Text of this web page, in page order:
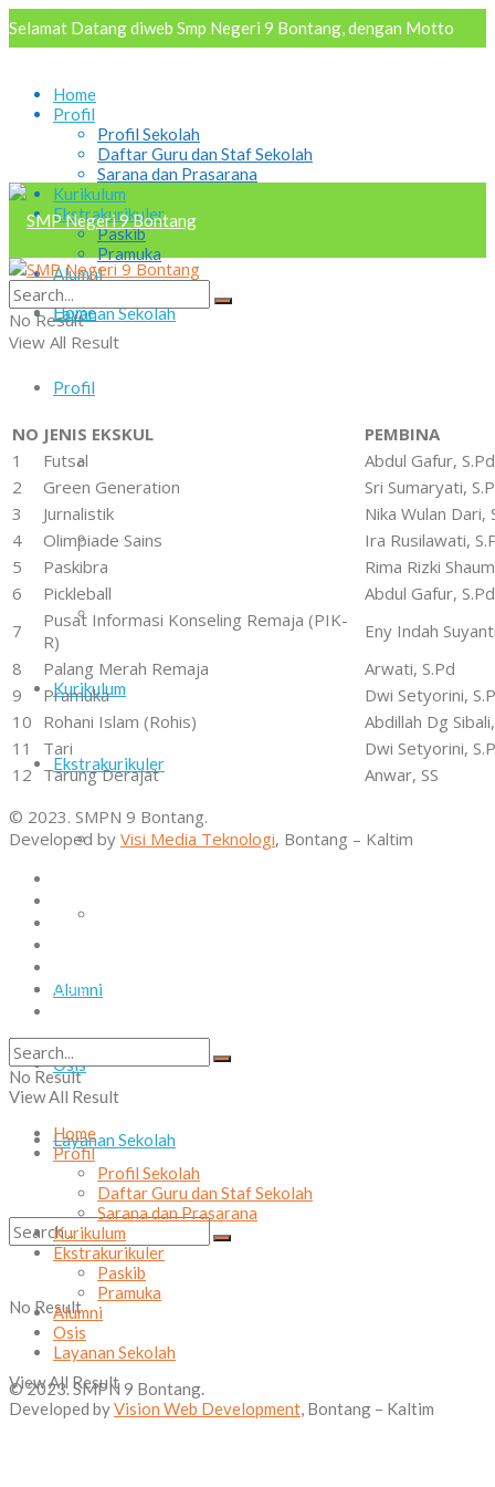
Selamat Datang diweb Smp Negeri 9 Bontang, dengan Motto
Home
Profil
Profil Sekolah
Daftar Guru dan Staf Sekolah
Sarana dan Prasarana
Kurikulum
Ekstrakurikuler
Paskib
Pramuka
Alumni
Osis
Layanan Sekolah
Home
Profil
Daftar Guru dan Staf Sekolah
Sarana dan Prasarana
Kurikulum
Ekstrakurikuler
Paskib
Alumni
Osis
Layanan Sekolah
No Result
View All Result
No Result
View All Result
NO JENIS EKSKUL
PEMBINA
1
Futsal
Abdul Gafur, S.Pd
2
Green Generation
Sri Sumaryati,
3
Jurnalistik
Nika Wulan Dari,
4
Olimpiade Sains
Ira Rusilawati,
5
Paskibra
Rima Rizki
6
Pickleball
Abdul Gafur, S.Pd
7
Pusat Informasi Konseling Remaja (PIK-
R)
Eny Indah
8
Palang Merah Remaja
Arwati, S.Pd
9
Pramuka
Dwi Setyorini,
10 Rohani Islam (Rohis)
Abdillah Dg
11
Tari
Dwi Setyorini,
12 Tarung Derajat
Anwar, SS
© 2023. SMPN 9 Bontang.
Developed by Visi Media Teknologi, Bontang – Kaltim
Kurikulum
Osis
No Result
View All Result
Home
Profil
Profil Sekolah
Daftar Guru dan Staf Sekolah
Sarana dan Prasarana
Kurikulum
Ekstrakurikuler
Paskib
Pramuka
Alumni
Osis
Layanan Sekolah
© 2023. SMPN 9 Bontang.
Developed byVision Web Development, Bontang – Kaltim